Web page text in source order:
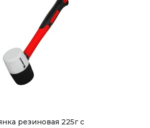
резиновая 225г с